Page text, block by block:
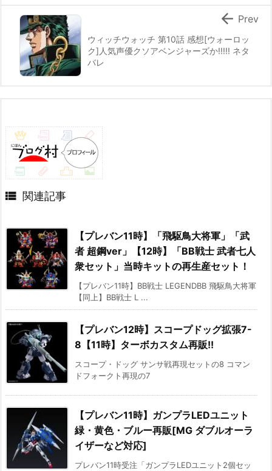
ウィッチウォッチ 第10話 感想[ウォーロッ
ク]人気声優クソアベンジャーズか!!!!! ネタ
バレ
 Prev
 関連記事
【プレバン11時】「飛駆鳥大将軍」「武
者 超鋼ver」【12時】「BB戦士 武者七人
衆セット」当時キットの再生産セット！
【プレバン11時】BB戦士 LEGENDBB 飛駆鳥大将軍
【同上】BB戦士 L ...
【プレバン12時】スコープドッグ拡張7-
8【11時】ターボカスタム再販!!
スコープ・ドッグ サンサ戦再現セットの8 コマン
ドフォークト再現の7
【プレバン11時】ガンプラLEDユニット
緑・黄色・ブルー再販[MG ダブルオーラ
イザーなど対応]
プレバン11時受注「ガンプラLEDユニット2個セッ